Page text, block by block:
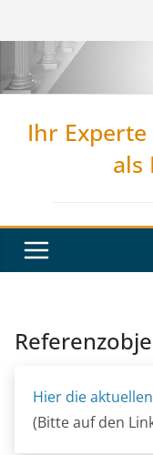
Inhalt
springen
Ihr
als
Hier die
(Bitte auf den